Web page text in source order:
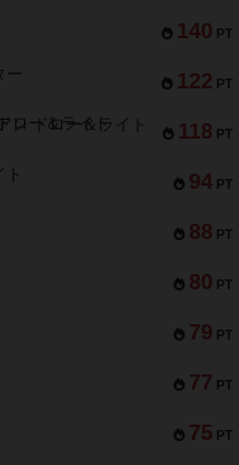
140 PT
122 PT
ー
118 PT
ン ドロー＆ライト
94 PT
88 PT
80 PT
79 PT
77 PT
75 PT